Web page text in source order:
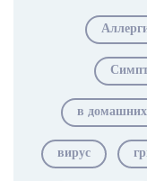
в домашних
вирус